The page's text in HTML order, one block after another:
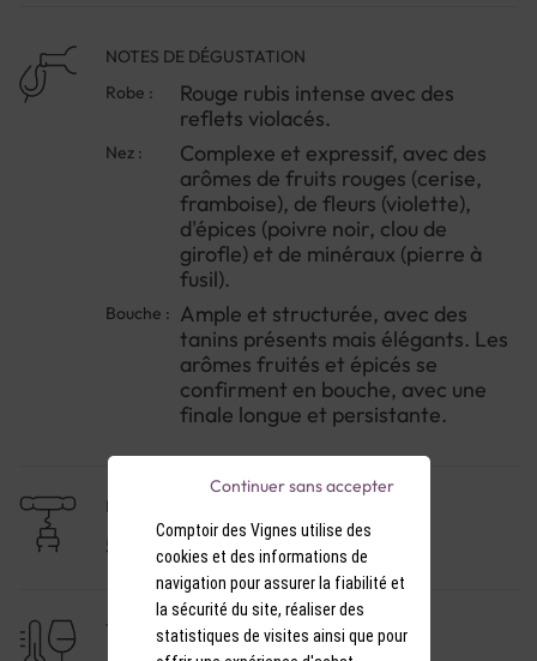
et complexes.
Au coeur du cru Moulin-à-Vent, les vignes sont
implantées sur des sols granitiques, pauvres et bien
drainés, qui donnent aux vins leur caractère minéral
L'année 2021 a été marquée par un été chaud et
sec, avec des températures élevées et un faible
niveau de précipitations. Ces conditions ont favorisé
une maturation précoce des raisins, qui ont pu
développer une belle concentration en sucres et en
NOTES DE DÉGUSTATION
Robe :
Rouge rubis intense avec des
reflets violacés.
Nez :
Complexe et expressif, avec des
arômes de fruits rouges (cerise,
framboise), de fleurs (violette),
d'épices (poivre noir, clou de
girofle) et de minéraux (pierre à
fusil).
Bouche : Ample et structurée, avec des
tanins présents mais élégants. Les
arômes fruités et épicés se
confirment en bouche, avec une
finale longue et persistante.
NIVEAU DE GARDE
5 à 10 ans
TEMPÉRATURE DE SERVICE
Comptoir des Vignes utilise des
cookies et des informations de
navigation pour assurer la fiabilité et
la sécurité du site, réaliser des
statistiques de visites ainsi que pour
Continuer sans accepter